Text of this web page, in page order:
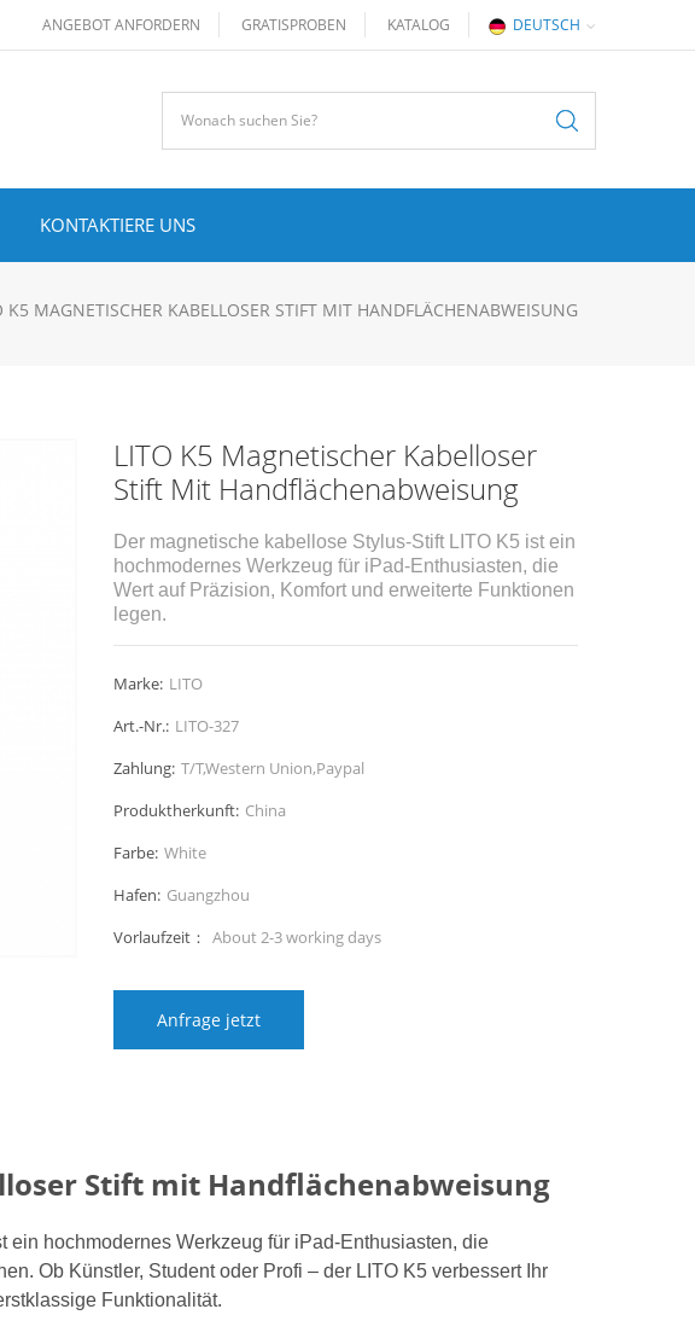
DEUTSCH
ANGEBOT ANFORDERN GRATISPROBEN KATALOG
KONTAKTIERE UNS
K5 MAGNETISCHER KABELLOSER STIFT MIT HANDFLÄCHENABWEISUNG
LITO K5 Magnetischer Kabelloser
Stift Mit Handflächenabweisung
Der magnetische kabellose Stylus-Stift LITO K5 ist ein
hochmodernes Werkzeug für iPad-Enthusiasten, die
Wert auf Präzision, Komfort und erweiterte Funktionen
legen.
Marke: LITO
Art.-Nr.: LITO-327
Zahlung: T/T,Western Union,Paypal
Produktherkunft: China
Farbe: White
Hafen: Guangzhou
Vorlaufzeit： About 2-3 working days
Anfrage jetzt
Stift mit Handflächenabweisung
hochmodernes Werkzeug für iPad-Enthusiasten, die
Ob Künstler, Student oder Profi – der LITO K5 verbessert Ihr
Funktionalität.